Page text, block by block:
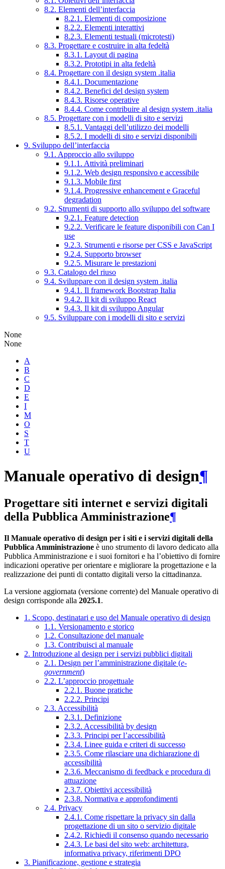
8.2. Elementi dell’interfaccia
8.2.1. Elementi di composizione
8.2.2. Elementi interattivi
8.2.3. Elementi testuali (microtesti)
8.3. Progettare e costruire in alta fedeltà
8.3.1. Layout di pagina
8.3.2. Prototipi in alta fedeltà
8.4. Progettare con il design system .italia
8.4.1. Documentazione
8.4.2. Benefici del design system
8.4.3. Risorse operative
8.4.4. Come contribuire al design system .italia
8.5. Progettare con i modelli di sito e servizi
8.5.1. Vantaggi dell’utilizzo dei modelli
8.5.2. I modelli di sito e servizi disponibili
9. Sviluppo dell’interfaccia
9.1. Approccio allo sviluppo
9.1.1. Attività preliminari
9.1.2. Web design responsivo e accessibile
9.1.3. Mobile first
9.1.4. Progressive enhancement e Graceful
degradation
9.2. Strumenti di supporto allo sviluppo del software
9.2.1. Feature detection
9.2.2. Verificare le feature disponibili con Can I
use
9.2.3. Strumenti e risorse per CSS e JavaScript
9.2.4. Supporto browser
9.2.5. Misurare le prestazioni
9.3. Catalogo del riuso
9.4. Sviluppare con il design system .italia
9.4.1. Il framework Bootstrap Italia
9.4.2. Il kit di sviluppo React
9.4.3. Il kit di sviluppo Angular
9.5. Sviluppare con i modelli di sito e servizi
None
None
A
B
C
D
E
I
M
O
S
T
U
Manuale operativo di design¶
Progettare siti internet e servizi digitali
della Pubblica Amministrazione¶
Il Manuale operativo di design per i siti e i servizi digitali della
Pubblica Amministrazione è uno strumento di lavoro dedicato alla
Pubblica Amministrazione e i suoi fornitori e ha l’obiettivo di fornire
indicazioni operative per orientare e migliorare la progettazione e la
realizzazione dei punti di contatto digitali verso la cittadinanza.
La versione aggiornata (versione corrente) del Manuale operativo di
design corrisponde alla 2025.1.
1. Scopo, destinatari e uso del Manuale operativo di design
1.1. Versionamento e storico
1.2. Consultazione del manuale
1.3. Contribuisci al manuale
2. Introduzione al design per i servizi pubblici digitali
2.1. Design per l’amministrazione digitale (e-
government)
2.2. L’approccio progettuale
2.2.1. Buone pratiche
2.2.2. Principi
2.3. Accessibilità
2.3.1. Definizione
2.3.2. Accessibilità by design
2.3.3. Principi per l’accessibilità
2.3.4. Linee guida e criteri di successo
2.3.5. Come rilasciare una dichiarazione di
accessibilità
2.3.6. Meccanismo di feedback e procedura di
attuazione
2.3.7. Obiettivi accessibilità
2.3.8. Normativa e approfondimenti
2.4. Privacy
2.4.1. Come rispettare la privacy sin dalla
progettazione di un sito o servizio digitale
2.4.2. Richiedi il consenso quando necessario
2.4.3. Le basi del sito web: architettura,
informativa privacy, riferimenti DPO
3. Pianificazione, gestione e strategia